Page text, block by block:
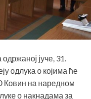
јуче, 31.
одлука о којима ће
Ковин на наредном
о накнадама за